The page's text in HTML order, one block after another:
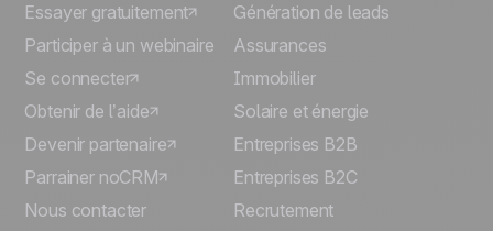
Essayer gratuitement
Participer à un webinaire
Se connecter
Obtenir de l’aide
Devenir partenaire
Parrainer noCRM
Nous contacter
Génération de leads
Assurances
Immobilier
Solaire et énergie
Entreprises B2B
Entreprises B2C
Recrutement